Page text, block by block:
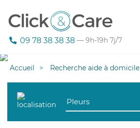
09 78 38 38 38 — 9h-19h 7j/7
Accueil Recherche aide à domicile